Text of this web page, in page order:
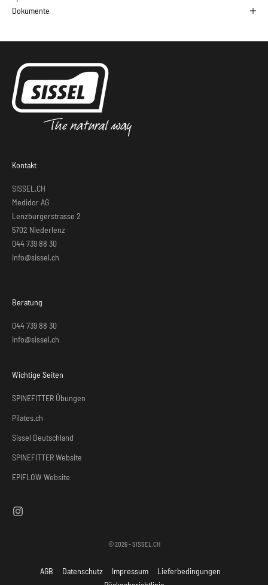
Dokumente
Kontakt
SISSEL.CH
Medidor AG
Lenzburgerstrasse 2
5702 Niederlenz
044 739 88 30
info@sissel.ch
Beratung
044 739 88 30
info@sissel.ch
Wichtige Seiten
SPINEFITTER Übungen
Pilates.ch
Sissel Deutschland
SPINEFITTER Website
EPIFLOW Website
© 2026 - SISSEL.CH
AGB Datenschutz Impressum
Lieferbedingungen